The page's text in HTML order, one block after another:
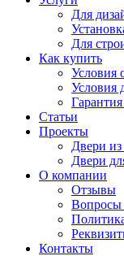
Для
Для
Как купить
Условия
Условия
Статьи
Проекты
Двери из
Двери
О компании
Отзывы
Вопросы
Контакты